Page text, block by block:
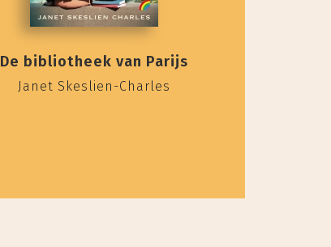
De bibliotheek van Parijs
Janet Skeslien-Charles